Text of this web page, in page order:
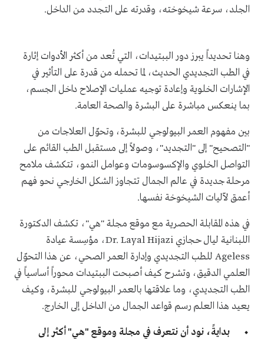
الجلد، سرعة شيخوخته، وقدرته على التجدد من الداخل.
وهنا تحديداً يبرز دور الببتيدات، التي تُعد من أكثر الأدوات إثارة
في الطب التجديدي الحديث، لما تحمله من قدرة على التأثير في
الإشارات الخلوية وإعادة توجيه عمليات الإصلاح داخل الجسم،
بما ينعكس مباشرة على البشرة والصحة العامة.
بين مفهوم العمر البيولوجي للبشرة، وتحوّل العلاجات من
"التصحيح" إلى "التجديد"، وصولاً إلى مستقبل الطب القائم على
التواصل الخلوي والإكسوسومات وعوامل النمو، تتكشف ملامح
مرحلة جديدة في عالم الجمال تتجاوز الشكل الخارجي نحو فهم
أعمق لآليات الشيخوخة نفسها.
في هذه المقابلة الحصرية مع موقع مجلة "هي"، تكشف الدكتورة
اللبنانية ليال حجازي Dr. Layal Hijazi، مؤسِسة عيادة
Ageless للطب التجديدي وإدارة العمر الصحي، عن هذا التحوّل
العلمي الدقيق، وتشرح كيف أصبحت الببتيدات محوراً أساسياً في
الطب التجديدي، وما علاقتها بالعمر البيولوجي للبشرة، وكيف
يعيد هذا العلم رسم قواعد الجمال من الداخل إلى الخارج.
بدايةً، نود أن نتعرف في مجلة وموقع "هي" أكثر إلى